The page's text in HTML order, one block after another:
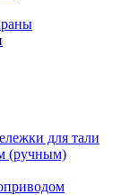
для тали
(ручным)